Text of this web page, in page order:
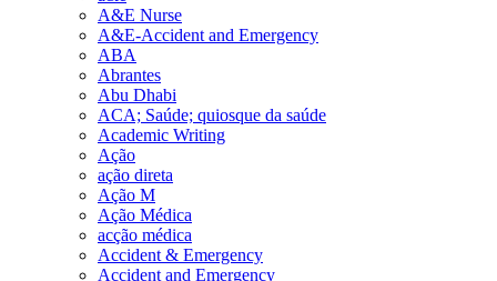
A&E Nurse
A&E-Accident and Emergency
ABA
Abrantes
Abu Dhabi
ACA; Saúde; quiosque da saúde
Academic Writing
Ação
ação direta
Ação M
Ação Médica
acção médica
Accident & Emergency
Accident and Emergency